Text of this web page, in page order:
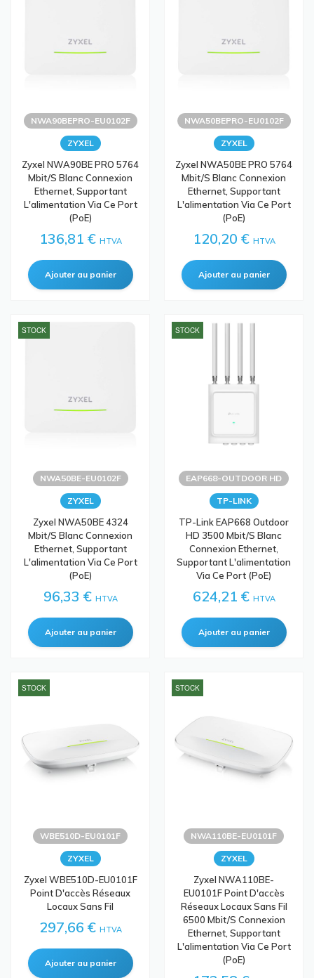
NWA90BEPRO-EU0102F
ZYXEL
Zyxel NWA90BE PRO 5764
Mbit/s Blanc Connexion
Ethernet, Supportant
L'alimentation Via Ce Port
(PoE)
136,81 € HTVA
NWA50BEPRO-EU0102F
ZYXEL
Zyxel NWA50BE PRO 5764
Mbit/s Blanc Connexion
Ethernet, Supportant
L'alimentation Via Ce Port
(PoE)
120,20 € HTVA
STOCK
NWA50BE-EU0102F
ZYXEL
Zyxel NWA50BE 4324
Mbit/s Blanc Connexion
Ethernet, Supportant
L'alimentation Via Ce Port
(PoE)
96,33 € HTVA
STOCK
EAP668-OUTDOOR HD
TP-LINK
TP-Link EAP668 Outdoor
HD 3500 Mbit/s Blanc
Connexion Ethernet,
Supportant L'alimentation
Via Ce Port (PoE)
624,21 € HTVA
STOCK
WBE510D-EU0101F
ZYXEL
Zyxel WBE510D-EU0101F
Point D'accès Réseaux
Locaux Sans Fil
297,66 € HTVA
STOCK
NWA110BE-EU0101F
ZYXEL
Zyxel NWA110BE-
EU0101F Point D'accès
Réseaux Locaux Sans Fil
6500 Mbit/s Connexion
Ethernet, Supportant
L'alimentation Via Ce Port
(PoE)